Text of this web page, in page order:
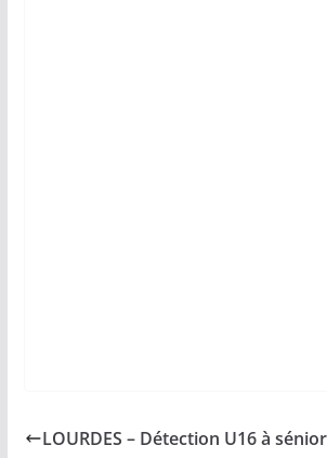
LOURDES – Détection U16 à